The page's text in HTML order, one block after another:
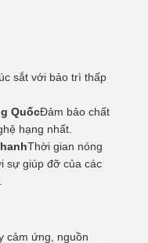
sắt với bảo trì thấp
QuốcĐảm bảo chất
hạng nhất.
Thời gian nóng
sự giúp đỡ của các
cảm ứng, nguồn